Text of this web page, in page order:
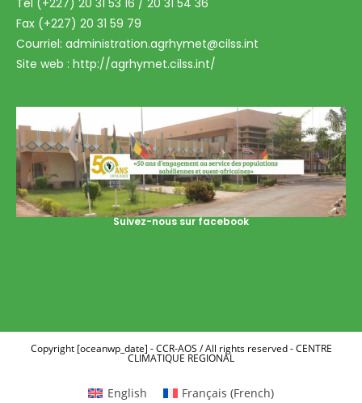
Fax (+227) 20 31 59 79
Courriel: administration.agrhymet@cilss.int
Site web : http://agrhymet.cilss.int/
Suivez-nous sur facebook
Copyright [oceanwp_date] - CCR-AOS / All rights reserved - CENTRE
CLIMATIQUE REGIONAL
English Français (French)